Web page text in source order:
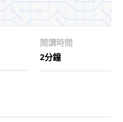
閱讀時間
2分鐘